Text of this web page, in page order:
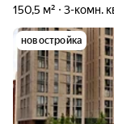
150,5 м² 3-комн.
новостройка